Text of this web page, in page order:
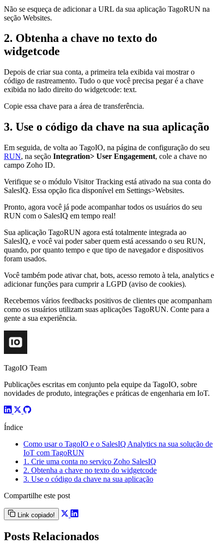
Não se esqueça de adicionar a URL da sua aplicação TagoRUN na
seção Websites.
2. Obtenha a chave no texto do
widgetcode
Depois de criar sua conta, a primeira tela exibida vai mostrar o
código de rastreamento. Tudo o que você precisa pegar é a chave
exibida no lado direito do widgetcode: text.
Copie essa chave para a área de transferência.
3. Use o código da chave na sua aplicação
Em seguida, de volta ao TagoIO, na página de configuração do seu
RUN, na seção Integration> User Engagement, cole a chave no
campo Zoho ID.
Verifique se o módulo Visitor Tracking está ativado na sua conta do
SalesIQ. Essa opção fica disponível em Settings>Websites.
Pronto, agora você já pode acompanhar todos os usuários do seu
RUN com o SalesIQ em tempo real!
Sua aplicação TagoRUN agora está totalmente integrada ao
SalesIQ, e você vai poder saber quem está acessando o seu RUN,
quando, por quanto tempo e que tipo de navegador e dispositivos
foram usados.
Você também pode ativar chat, bots, acesso remoto à tela, analytics e
adicionar funções para cumprir a LGPD (aviso de cookies).
Recebemos vários feedbacks positivos de clientes que acompanham
como os usuários utilizam suas aplicações TagoRUN. Conte para a
gente a sua experiência.
TagoIO Team
Publicações escritas em conjunto pela equipe da TagoIO, sobre
novidades de produto, integrações e práticas de engenharia em IoT.
Índice
Como usar o TagoIO e o SalesIQ Analytics na sua solução de
IoT com TagoRUN
1. Crie uma conta no serviço Zoho SalesIQ
2. Obtenha a chave no texto do widgetcode
3. Use o código da chave na sua aplicação
Compartilhe este post
Link copiado!
Posts Relacionados